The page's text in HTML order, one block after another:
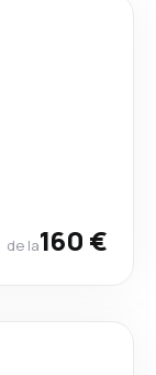
de la160 €